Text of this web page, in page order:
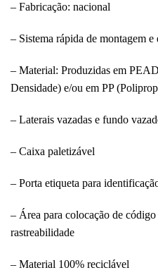
– Fabricação: nacional
– Sistema rápida de montagem
– Material: Produzidas em
Densidade) e/ou em PP
– Laterais vazadas e fundo
– Caixa paletizável
– Porta etiqueta para
– Área para colocação de
rastreabilidade
– Material 100% reciclável